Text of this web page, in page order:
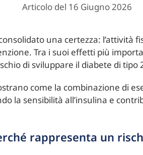
Articolo del 16 Giugno 2026
una certezza: l’attività
Tra i suoi effetti più
di sviluppare il diabete di tipo
come la combinazione di
la sensibilità all’insulina e
rappresenta un